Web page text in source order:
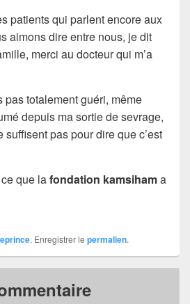
patients qui parlent encore aux
aimons dire entre nous, je dit
merci au docteur qui m’a
pas totalement guéri, même
depuis ma sortie de sevrage,
pas pour dire que c’est
que lafondation kamsihama
. Enregistrer le permalien.